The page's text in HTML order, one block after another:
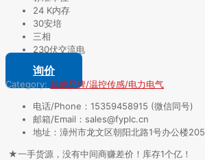
24 K内存
30安培
三相
230伏交流电
询价
Category: 其他品牌/温控传感/电力电气
电话/Phone：15359458915 (微信同号)
邮箱/Email：sales@fyplc.cn
地址：漳州市龙文区朝阳北路1号办公楼205
★一手货源，没有中间商赚差价！库存1个亿！